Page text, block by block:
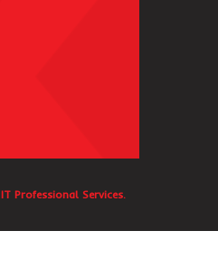
IT Professional Services.